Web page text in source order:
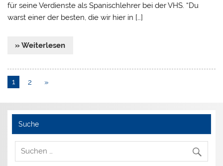
für seine Verdienste als Spanischlehrer bei der VHS. “Du
warst einer der besten, die wir hier in […]
» Weiterlesen
1 2 »
Suche